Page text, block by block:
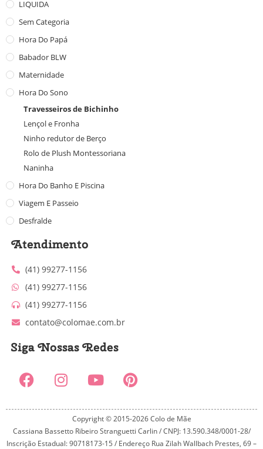
LIQUIDA
Sem Categoria
Hora Do Papá
Babador BLW
Maternidade
Hora Do Sono
Travesseiros de Bichinho
Lençol e Fronha
Ninho redutor de Berço
Rolo de Plush Montessoriana
Naninha
Hora Do Banho E Piscina
Viagem E Passeio
Desfralde
Atendimento
(41) 99277-1156
(41) 99277-1156
(41) 99277-1156
contato@colomae.com.br
Siga Nossas Redes
Copyright © 2015-2026 Colo de Mãe
Cassiana Bassetto Ribeiro Stranguetti Carlin / CNPJ: 13.590.348/0001-28/
Inscrição Estadual: 90718173-15 / Endereço Rua Zilah Wallbach Prestes, 69 –